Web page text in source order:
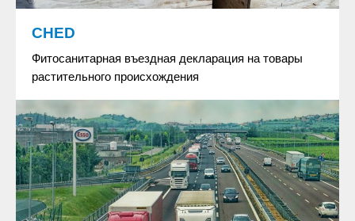
CHED
Фитосанитарная въездная декларация на товары
растительного происхождения